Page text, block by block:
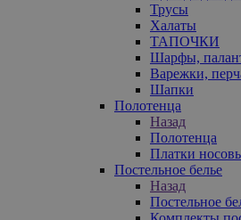
Трусы
Халаты
ТАПОЧКИ
Шарфы,
Варежки,
Шапки
Полотенца
Назад
Полотенца
Платки
Постельное белье
Назад
Постельное